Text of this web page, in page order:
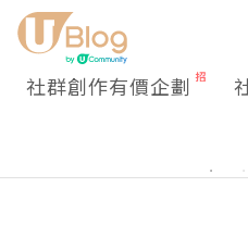
社群創作有價企劃